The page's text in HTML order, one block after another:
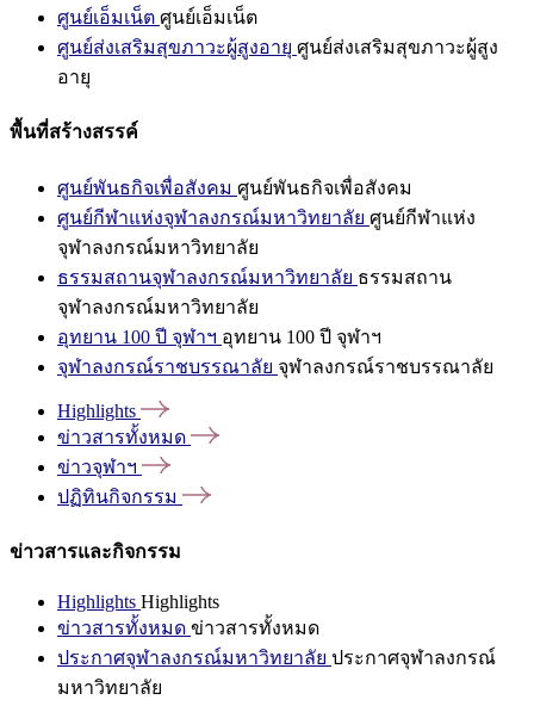
ศูนย์เอ็มเน็ต ศูนย์เอ็มเน็ต
ศูนย์ส่งเสริมสุขภาวะผู้สูงอายุ ศูนย์ส่งเสริมสุขภาวะผู้สูง
อายุ
พื้นที่สร้างสรรค์
ศูนย์พันธกิจเพื่อสังคม ศูนย์พันธกิจเพื่อสังคม
ศูนย์กีฬาแห่งจุฬาลงกรณ์มหาวิทยาลัย ศูนย์กีฬาแห่ง
จุฬาลงกรณ์มหาวิทยาลัย
ธรรมสถานจุฬาลงกรณ์มหาวิทยาลัย ธรรมสถาน
จุฬาลงกรณ์มหาวิทยาลัย
อุทยาน 100 ปี จุฬาฯ อุทยาน 100 ปี จุฬาฯ
จุฬาลงกรณ์ราชบรรณาลัย จุฬาลงกรณ์ราชบรรณาลัย
Highlights
ข่าวสารทั้งหมด
ข่าวจุฬาฯ
ปฏิทินกิจกรรม
ข่าวสารและกิจกรรม
Highlights Highlights
ข่าวสารทั้งหมด ข่าวสารทั้งหมด
ประกาศจุฬาลงกรณ์มหาวิทยาลัย ประกาศจุฬาลงกรณ์
มหาวิทยาลัย